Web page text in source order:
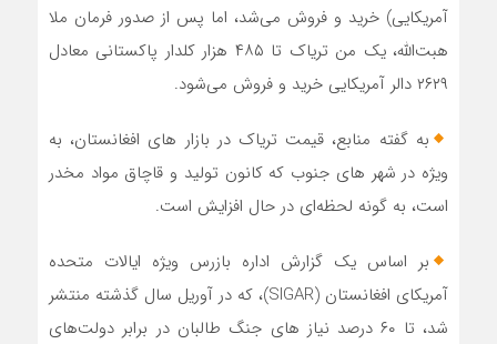
آمریکایی) خرید و فروش می‌شد، اما پس از صدور فرمان ملا
هبت‌الله، یک من تریاک تا ۴۸۵ هزار کلدار پاکستانی معادل
۲۶۲۹ دالر آمریکایی خرید و فروش می‌شود.
به گفته منابع، قیمت تریاک در بازار های افغانستان، به
ویژه در شهر های جنوب که کانون تولید و قاچاق مواد مخدر
است، به گونه لحظه‌ای در حال افزایش است.
بر اساس یک گزارش اداره بازرس ویژه ایالات متحده
آمریکای افغانستان (SIGAR)، که در آوریل سال گذشته منتشر
شد، تا ۶۰ درصد نیاز های جنگ طالبان در برابر دولت‌های